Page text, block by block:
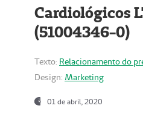
Cardiológicos
(51004346-0)
Texto: Relacionamento do
Design: Marketing
01 de abril, 2020